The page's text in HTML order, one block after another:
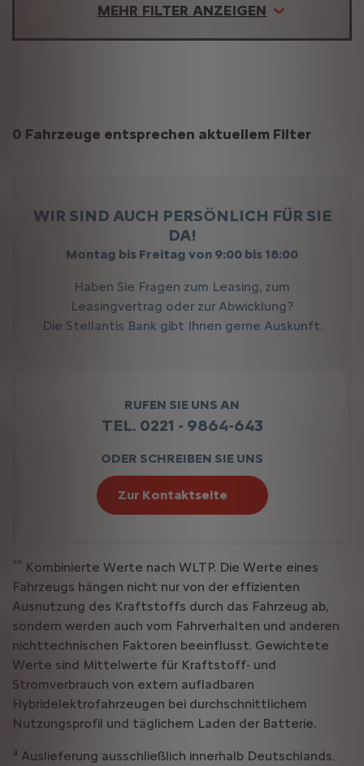
MEHR FILTER ANZEIGEN
Suchergebnisse
0 Fahrzeuge entsprechen aktuellem Filter
WIR SIND AUCH PERSÖNLICH FÜR SIE
DA!
Montag bis Freitag von 9:00 bis 18:00
Haben Sie Fragen zum Leasing, zum
Leasingvertrag oder zur Abwicklung?
Die Stellantis Bank gibt Ihnen gerne Auskunft.
RUFEN SIE UNS AN
TEL. 0221 - 9864-643
ODER SCHREIBEN SIE UNS
Zur Kontaktseite
** Kombinierte Werte nach WLTP. Die Werte eines
Fahrzeugs hängen nicht nur von der effizienten
Ausnutzung des Kraftstoffs durch das Fahrzeug ab,
sondern werden auch vom Fahrverhalten und anderen
nichttechnischen Faktoren beeinflusst. Gewichtete
Werte sind Mittelwerte für Kraftstoff- und
Stromverbrauch von extern aufladbaren
Hybridelektrofahrzeugen bei durchschnittlichem
Nutzungsprofil und täglichem Laden der Batterie.
a Auslieferung ausschließlich innerhalb Deutschlands.